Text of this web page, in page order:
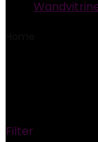
Filter